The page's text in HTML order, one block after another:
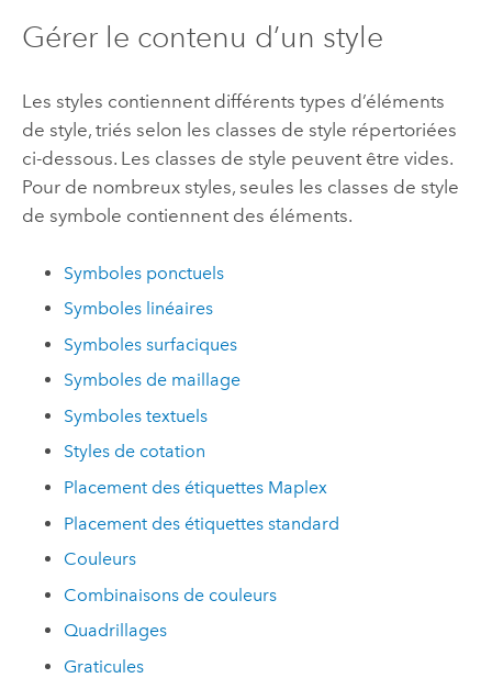
Gérer le contenu d’un style
Les styles contiennent différents types d’éléments
de style, triés selon les classes de style répertoriées
ci-dessous. Les classes de style peuvent être vides.
Pour de nombreux styles, seules les classes de style
de symbole contiennent des éléments.
Symboles ponctuels
Symboles linéaires
Symboles surfaciques
Symboles de maillage
Symboles textuels
Styles de cotation
Placement des étiquettes Maplex
Placement des étiquettes standard
Couleurs
Combinaisons de couleurs
Quadrillages
Graticules